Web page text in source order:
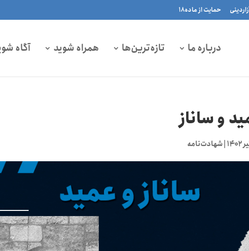
حمایت از ماده۱۸
درباره ما تازه‌ترین‌ها همراه شوید آگاه
و ساناز
شهادت‌نامه